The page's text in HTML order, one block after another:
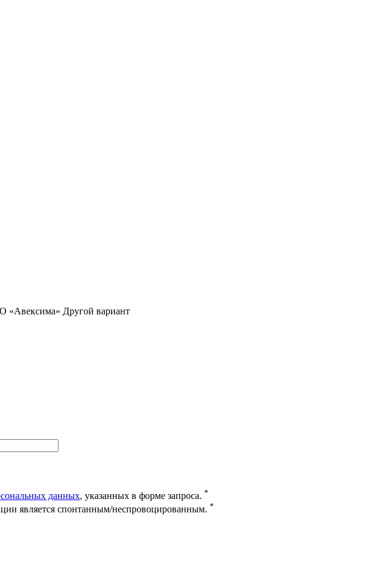
«Авексима» Другой вариант
данных, указанных в форме запроса. *
является спонтанным/неспровоцированным. *